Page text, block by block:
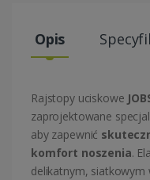
Opis
Rajstopy uciskowe
zaprojektowane
aby zapewnić
komfort noszenia.
delikatnym,